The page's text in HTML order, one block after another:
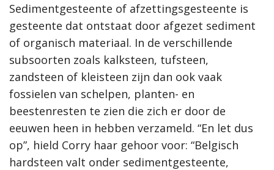
Sedimentgesteente of afzettingsgesteente is
gesteente dat ontstaat door afgezet sediment
of organisch materiaal. In de verschillende
subsoorten zoals kalksteen, tufsteen,
zandsteen of kleisteen zijn dan ook vaak
fossielen van schelpen, planten- en
beestenresten te zien die zich er door de
eeuwen heen in hebben verzameld. “En let dus
op”, hield Corry haar gehoor voor: “Belgisch
hardsteen valt onder sedimentgesteente,